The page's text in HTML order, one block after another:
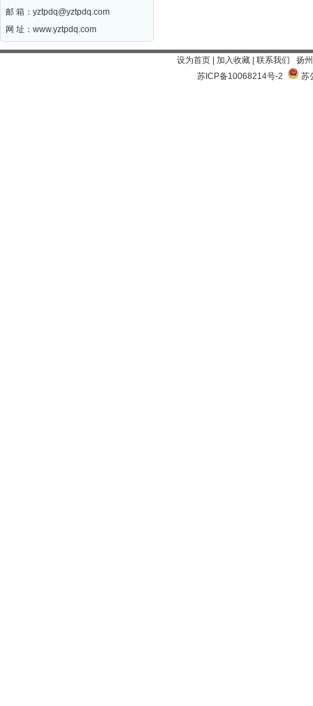
邮 箱： yztpdq@yztpdq.com
网 址： www.yztpdq.com
设为首页 加入收藏 联系我们 扬
苏ICP备10068214号-2
苏